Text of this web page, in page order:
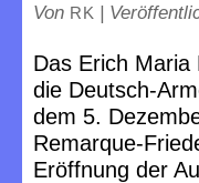
Von RK |
Das Erich
die Deutsch-
dem 5.
Remarque-
Eröffnung der